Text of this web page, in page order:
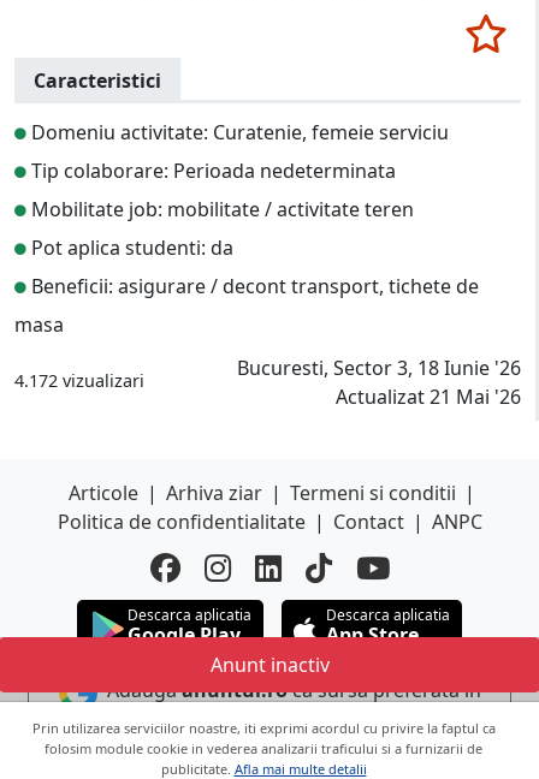
Caracteristici
Domeniu activitate: Curatenie, femeie serviciu
Tip colaborare: Perioada nedeterminata
Mobilitate job: mobilitate / activitate teren
Pot aplica studenti: da
Beneficii: asigurare / decont transport, tichete de
masa
4.172 vizualizari
Bucuresti, Sector 3, 18 Iunie '26
Actualizat 21 Mai '26
Anunt inactiv
Prin utilizarea serviciilor noastre, iti exprimi acordul cu privire la faptul ca
folosim module cookie in vederea analizarii traficului si a furnizarii de
publicitate. Afla mai multe detalii
Articole | Arhiva ziar | Termeni si conditii |
Politica de confidentialitate | Contact | ANPC
Descarca aplicatia
Google Play
Descarca aplicatia
App Store
Adaugaanuntul.roca sursa preferata in
Google
Copyright © 2026 ANUNTUL TELEFONIC